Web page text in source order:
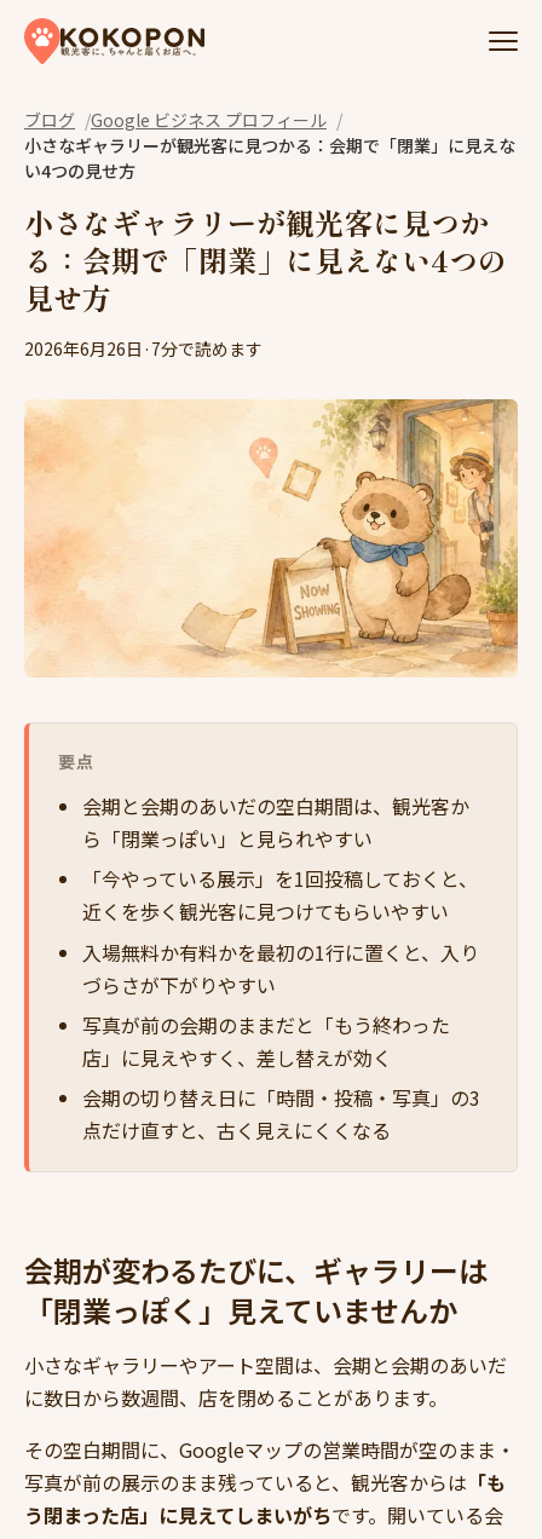
Skip to content
ブログ
Google ビジネス プロフィール
小さなギャラリーが観光客に見つかる：会期で「閉業」に見えな
い4つの見せ方
小さなギャラリーが観光客に見つか
る：会期で「閉業」に見えない4つの
見せ方
2026年6月26日 · 7分で読めます
要点
会期と会期のあいだの空白期間は、観光客か
ら「閉業っぽい」と見られやすい
「今やっている展示」を1回投稿しておくと、
近くを歩く観光客に見つけてもらいやすい
入場無料か有料かを最初の1行に置くと、入り
づらさが下がりやすい
写真が前の会期のままだと「もう終わった
店」に見えやすく、差し替えが効く
会期の切り替え日に「時間・投稿・写真」の3
点だけ直すと、古く見えにくくなる
会期が変わるたびに、ギャラリーは
「閉業っぽく」見えていませんか
小さなギャラリーやアート空間は、会期と会期のあいだ
に数日から数週間、店を閉めることがあります。
その空白期間に、Googleマップの営業時間が空のまま・
写真が前の展示のまま残っていると、観光客からは 「も
う閉まった店」に見えてしまいがちです。開いている会